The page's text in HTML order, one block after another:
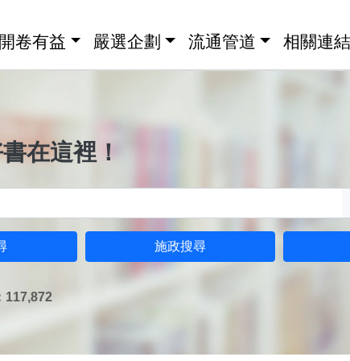
卷有益 嚴選企劃 流通管道 相關連結
在這裡！
施政搜尋
117,872